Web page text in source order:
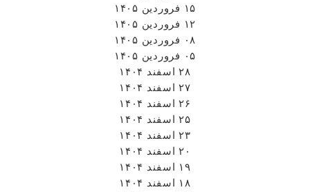
۱۵ فروردین ۱۴۰۵
۱۲ فروردین ۱۴۰۵
۰۸ فروردین ۱۴۰۵
۰۵ فروردین ۱۴۰۵
۲۸ اسفند ۱۴۰۴
۲۷ اسفند ۱۴۰۴
۲۶ اسفند ۱۴۰۴
۲۵ اسفند ۱۴۰۴
۲۳ اسفند ۱۴۰۴
۲۰ اسفند ۱۴۰۴
۱۹ اسفند ۱۴۰۴
۱۸ اسفند ۱۴۰۴